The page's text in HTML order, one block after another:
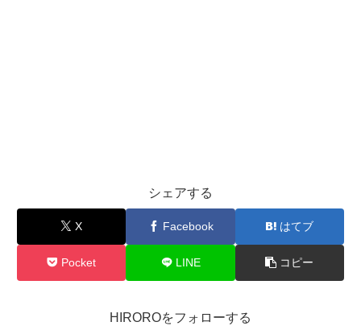
シェアする
X Facebook はてブ
Pocket LINE コピー
HIROROをフォローする